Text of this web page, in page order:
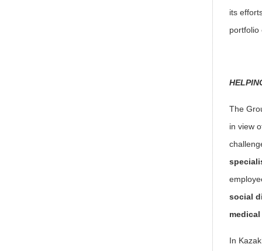
its
portfolio
The
in view
social
In